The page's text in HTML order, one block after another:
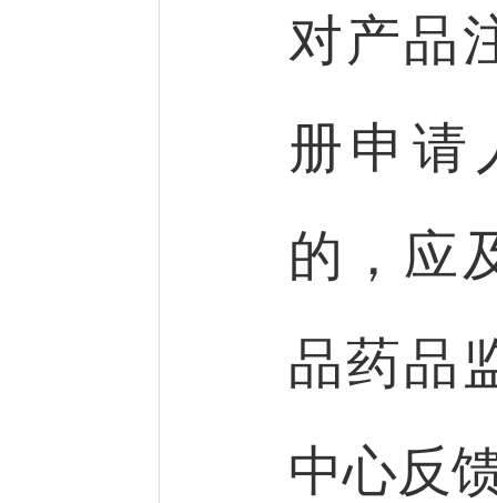
对产品
册申请
的，应
品药品
中心反